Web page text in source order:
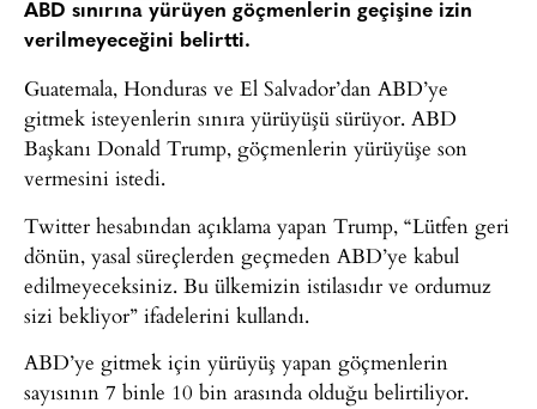
ABD sınırına yürüyen göçmenlerin geçişine izin
verilmeyeceğini belirtti.
Guatemala, Honduras ve El Salvador’dan ABD’ye
gitmek isteyenlerin sınıra yürüyüşü sürüyor. ABD
Başkanı Donald Trump, göçmenlerin yürüyüşe son
vermesini istedi.
Twitter hesabından açıklama yapan Trump, “Lütfen geri
dönün, yasal süreçlerden geçmeden ABD’ye kabul
edilmeyeceksiniz. Bu ülkemizin istilasıdır ve ordumuz
sizi bekliyor” ifadelerini kullandı.
ABD’ye gitmek için yürüyüş yapan göçmenlerin
sayısının 7 binle 10 bin arasında olduğu belirtiliyor.